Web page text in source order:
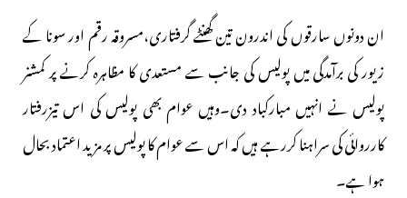
ان دونوں سارقوں کی اندرون تین گھنٹے گرفتاری،مسروقہ رقم اور سونا کے
زیور کی برآمدگی میں پولیس کی جانب سے مستعدی کا مظاہرہ کرنے پر کمشنر
پولیس نے انہیں مبارکباد دی۔وہیں عوام بھی پولیس کی اس تیزرفتار
کارروائی کی سراہنا کررہے ہیں کہ اس سے عوام کا پولیس پر مزید اعتماد بحال
ہوا ہے۔